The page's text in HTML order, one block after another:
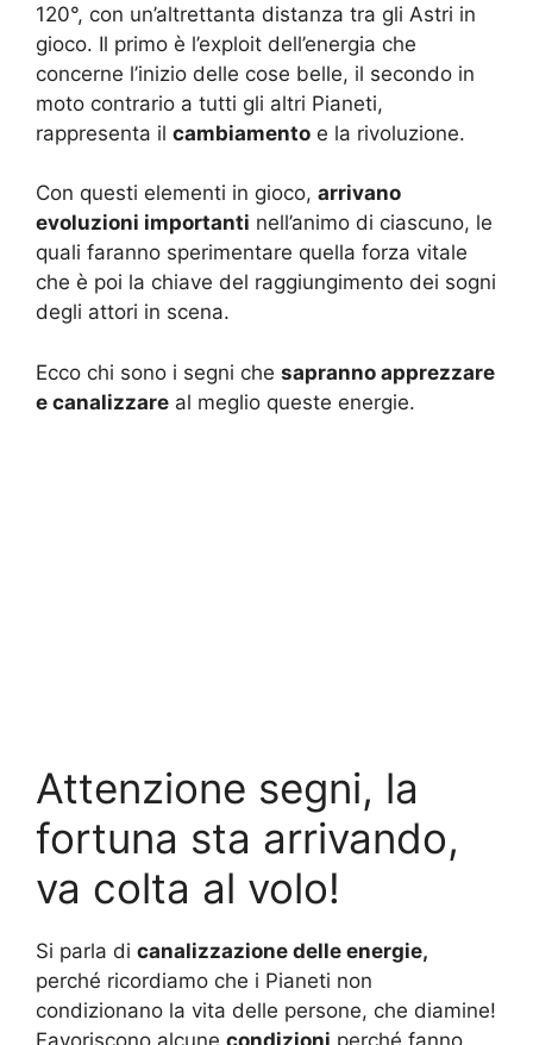
120°, con un’altrettanta distanza tra gli Astri in
gioco. Il primo è l’exploit dell’energia che
concerne l’inizio delle cose belle, il secondo in
moto contrario a tutti gli altri Pianeti,
rappresenta il cambiamento e la rivoluzione.
Con questi elementi in gioco, arrivano
evoluzioni importanti nell’animo di ciascuno, le
quali faranno sperimentare quella forza vitale
che è poi la chiave del raggiungimento dei sogni
degli attori in scena.
Ecco chi sono i segni che sapranno apprezzare
e canalizzare al meglio queste energie.
Attenzione segni, la
fortuna sta arrivando,
va colta al volo!
Si parla di canalizzazione delle energie,
perché ricordiamo che i Pianeti non
condizionano la vita delle persone, che diamine!